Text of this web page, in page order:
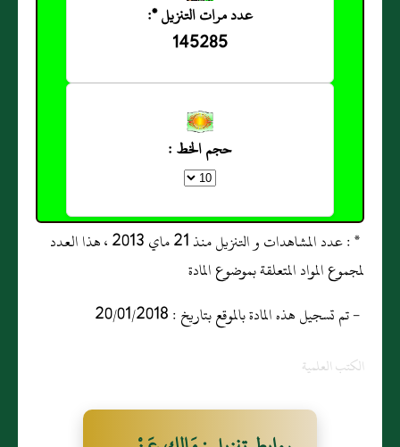
عدد مرات التنزيل *:
145285
حجم الخط :
* : عدد المشاهدات و التنزيل منذ 21 ماي 2013 ، هذا العدد
لمجموع المواد المتعلقة بموضوع المادة
- تم تسجيل هذه المادة بالموقع بتاريخ : 20/01/2018
الكتب العلمية